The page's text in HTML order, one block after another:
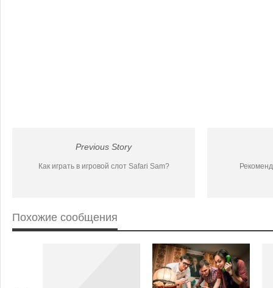
Previous Story
Как играть в игровой слот Safari Sam?
Похожие сообщения